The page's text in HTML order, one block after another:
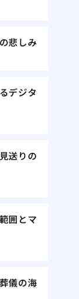
悲しみ
デジタ
送りの
囲とマ
儀の海